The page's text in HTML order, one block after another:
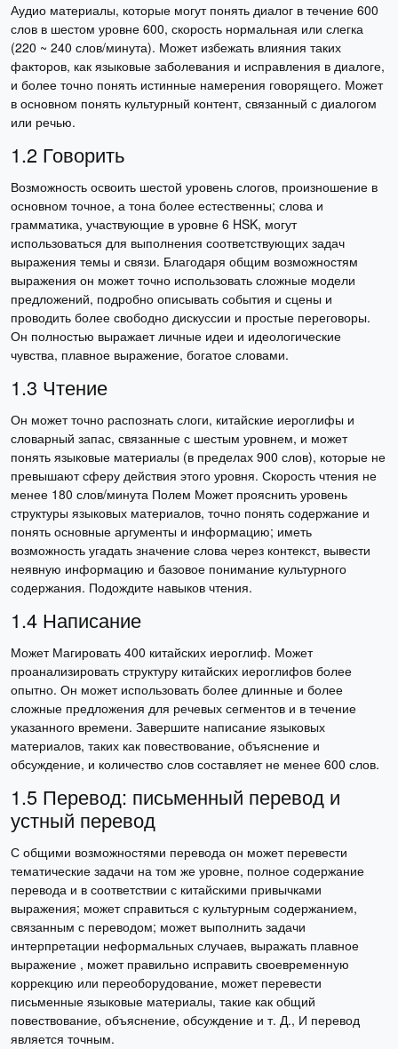
Аудио материалы, которые могут понять диалог в течение 600
слов в шестом уровне 600, скорость нормальная или слегка
(220 ~ 240 слов/минута). Может избежать влияния таких
факторов, как языковые заболевания и исправления в диалоге,
и более точно понять истинные намерения говорящего. Может
в основном понять культурный контент, связанный с диалогом
или речью.
1.2 Говорить
Возможность освоить шестой уровень слогов, произношение в
основном точное, а тона более естественны; слова и
грамматика, участвующие в уровне 6 HSK, могут
использоваться для выполнения соответствующих задач
выражения темы и связи. Благодаря общим возможностям
выражения он может точно использовать сложные модели
предложений, подробно описывать события и сцены и
проводить более свободно дискуссии и простые переговоры.
Он полностью выражает личные идеи и идеологические
чувства, плавное выражение, богатое словами.
1.3 Чтение
Он может точно распознать слоги, китайские иероглифы и
словарный запас, связанные с шестым уровнем, и может
понять языковые материалы (в пределах 900 слов), которые не
превышают сферу действия этого уровня. Скорость чтения не
менее 180 слов/минута Полем Может прояснить уровень
структуры языковых материалов, точно понять содержание и
понять основные аргументы и информацию; иметь
возможность угадать значение слова через контекст, вывести
неявную информацию и базовое понимание культурного
содержания. Подождите навыков чтения.
1.4 Написание
Может Магировать 400 китайских иероглиф. Может
проанализировать структуру китайских иероглифов более
опытно. Он может использовать более длинные и более
сложные предложения для речевых сегментов и в течение
указанного времени. Завершите написание языковых
материалов, таких как повествование, объяснение и
обсуждение, и количество слов составляет не менее 600 слов.
1.5 Перевод: письменный перевод и
устный перевод
С общими возможностями перевода он может перевести
тематические задачи на том же уровне, полное содержание
перевода и в соответствии с китайскими привычками
выражения; может справиться с культурным содержанием,
связанным с переводом; может выполнить задачи
интерпретации неформальных случаев, выражать плавное
выражение , может правильно исправить своевременную
коррекцию или переоборудование, может перевести
письменные языковые материалы, такие как общий
повествование, объяснение, обсуждение и т. Д., И перевод
является точным.